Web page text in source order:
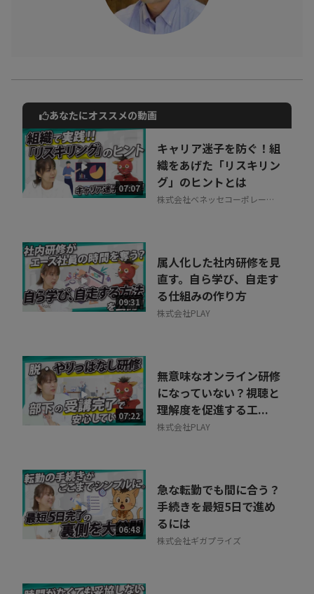
飲食業の現場が直面する課題に対する一つの解決策を紹介しま
（※動画内のデータや実数、所属・肩書は撮影当時のものです）
動画でご紹介しているサービスについて
お気軽にご相談・ご質問いただけます！
30秒でお申し込み可能
相談を希望する 無料
あなたにオススメの動画
07:07
キャリア迷子を防ぐ！組
織をあげた「リスキリン
グ」のヒントとは
株式会社ベネッセコーポレーシ
09:31
属人化した社内研修を見
直す。自ら学び、自走す
る仕組みの作り方
株式会社PLAY
07:22
無意味なオンライン研修
になっていない？視聴と
理解度を促進する工...
株式会社PLAY
06:48
急な転勤でも間に合う？
手続きを最短5日で進め
るには
株式会社ギガプライズ